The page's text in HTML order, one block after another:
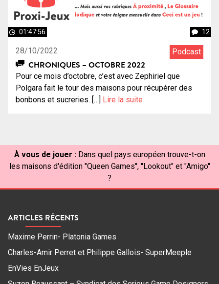
01:47:56 12
28/10/2022 Podcast
CHRONIQUES – OCTOBRE 2022
Pour ce mois d’octobre, c’est avec Zephiriel que
Polgara fait le tour des maisons pour récupérer des
bonbons et sucreries. […] Lire la suite
À vous de jouer : Dans quel pays européen trouve-t-on
les maisons d'édition "Queen Games", "Lookout" et "Amigo"
?
ARTICLES RÉCENTS
Maxime Perrin- Platonia Games
Charles-Amir Perret et Philippe Gallois- SuperMeeple
EnVies EnJeux